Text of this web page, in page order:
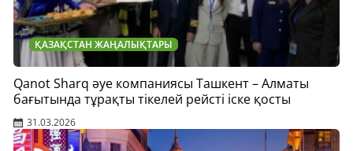
ҚАЗАҚСТАН ЖАҢАЛЫҚТАРЫ
Qanot Sharq әуе компаниясы Ташкент – Алматы
бағытында тұрақты тікелей рейсті іске қосты
31.03.2026